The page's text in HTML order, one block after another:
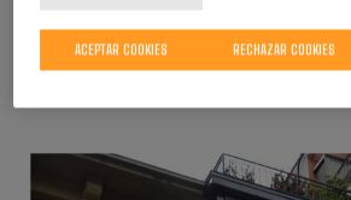
RECHAZAR COOKIES
ACEPTAR COOKIES